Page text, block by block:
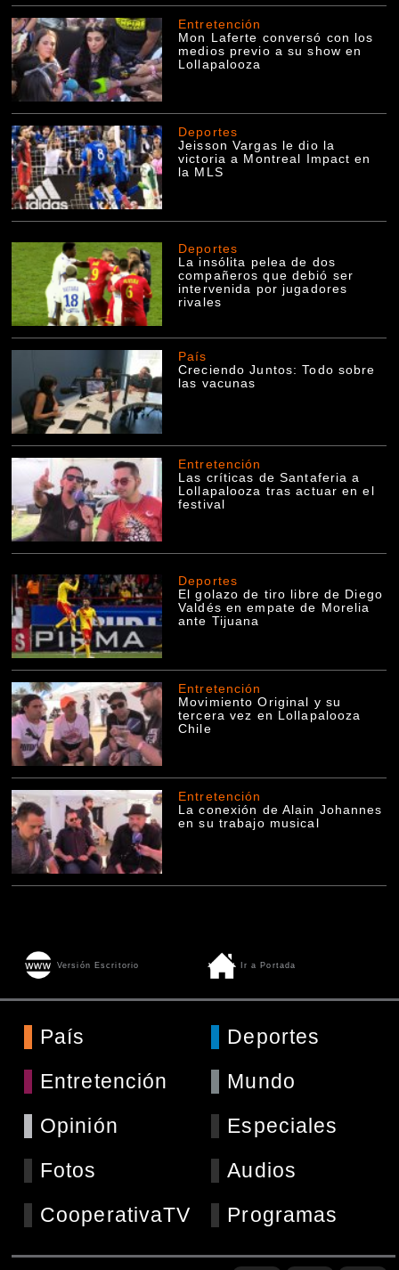
Entretención
Mon Laferte conversó con los
medios previo a su show en
Lollapalooza
Deportes
Jeisson Vargas le dio la
victoria a Montreal Impact en
la MLS
Deportes
La insólita pelea de dos
compañeros que debió ser
intervenida por jugadores
rivales
País
Creciendo Juntos: Todo sobre
las vacunas
Entretención
Las críticas de Santaferia a
Lollapalooza tras actuar en el
festival
Deportes
El golazo de tiro libre de Diego
Valdés en empate de Morelia
ante Tijuana
Entretención
Movimiento Original y su
tercera vez en Lollapalooza
Chile
Entretención
La conexión de Alain Johannes
en su trabajo musical
Versión Escritorio Ir a Portada
País
Deportes
Entretención
Mundo
Opinión
Especiales
Fotos
Audios
CooperativaTV
Programas